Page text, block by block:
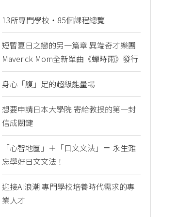
13所專門學校・85個課程總覽
短暫夏日之戀的另一篇章 異端奇才樂團
Maverick Mom全新單曲《蟬時雨》發行
身心「腹」足的超級能量場
想要申請日本大學院 寄給教授的第一封
信成關鍵
「心智地圖」＋「日文文法」＝ 永生難
忘學好日文文法！
迎接AI浪潮 專門學校培養時代需求的專
業人才